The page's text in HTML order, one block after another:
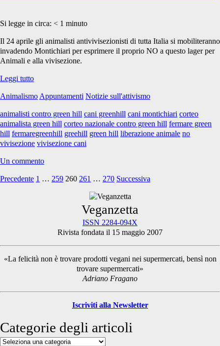
Si legge in circa: < 1 minuto
Il 24 aprile gli animalisti antivivisezionisti di tutta Italia si mobiliteranno
invadendo Montichiari per esprimere il proprio NO a questo lager per
Animali e alla vivisezione.
Leggi tutto24
2010:
nazionale
contro
Green
Hill
Animalismo Appuntamenti Notizie sull'attivismo
animalisti contro green hill cani greenhill cani montichiari corteo
animalista green hill corteo nazionale contro green hill fermare green
hill fermaregreenhill greehill green hill liberazione animale no
vivisezione vivisezione cani
Un commento
Paginazione
Precedente 1 … 259 260 261 … 270 Successiva
Sidebar
Veganzetta
ISSN 2284-094X
Rivista fondata il 15 maggio 2007
«La felicità non è trovare prodotti vegani nei supermercati, bensì non
trovare supermercati»
Adriano Fragano
Iscriviti alla Newsletter
Categorie degli articoli
Categorie